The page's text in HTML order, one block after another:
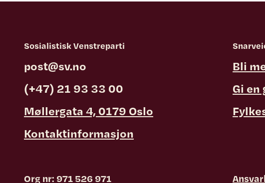
Sosialistisk Venstreparti
post@sv.no
(+47) 21 93 33 00
Møllergata 4, 0179 Oslo
Kontaktinformasjon
Bli
Gi en
Org nr: 971 526 971